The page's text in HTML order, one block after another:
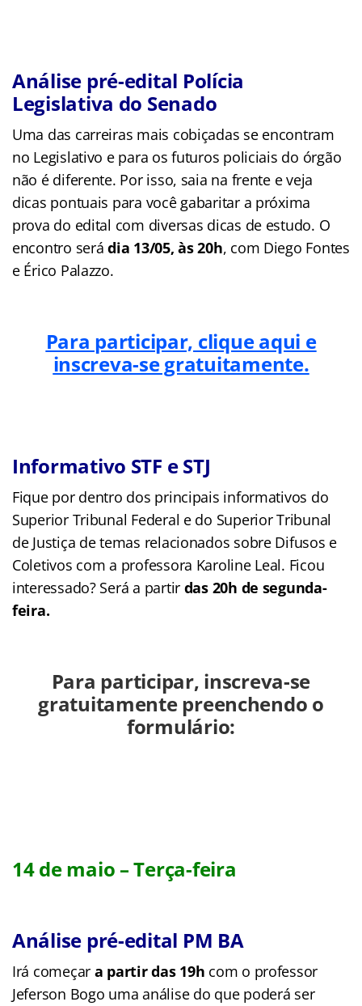
Análise pré-edital Polícia
Legislativa do Senado
Uma das carreiras mais cobiçadas se encontram
no Legislativo e para os futuros policiais do órgão
não é diferente. Por isso, saia na frente e veja
dicas pontuais para você gabaritar a próxima
prova do edital com diversas dicas de estudo. O
encontro serádia 13/05, às 20h, com Diego Fontes
e Érico Palazzo.
Para participar, clique aqui e
inscreva-se gratuitamente.
Informativo STF e STJ
Fique por dentro dos principais informativos do
Superior Tribunal Federal e do Superior Tribunal
de Justiça de temas relacionados sobre Difusos e
Coletivos com a professora Karoline Leal. Ficou
interessado? Será a partir das 20h de segunda-
feira.
Para participar, inscreva-se
gratuitamente preenchendo o
formulário:
14 de maio – Terça-feira
Análise pré-edital PM BA
Irá começar a partir das 19h com o professor
Jeferson Bogo uma análise do que poderá ser